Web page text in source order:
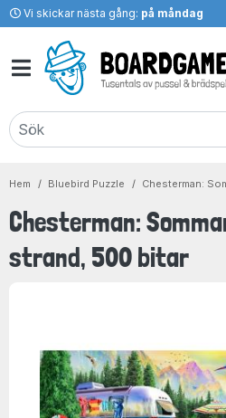
Vi skickar nästa gång: på måndag
Hem Bluebird Puzzle Chesterman:
Chesterman:
strand, 500 bitar